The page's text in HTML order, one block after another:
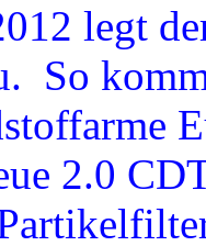
legt
So
2.0